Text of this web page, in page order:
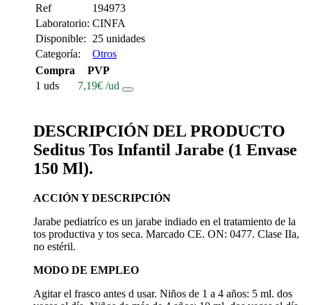
Ref
194973
Laboratorio: CINFA
Disponible:
25 unidades
Categoría:
Otros
Compra
PVP
1 uds
7,19€ /ud
DESCRIPCIÓN DEL PRODUCTO
Seditus Tos Infantil Jarabe (1 Envase
150 Ml).
ACCIÓN Y DESCRIPCIÓN
Jarabe pediatríco es un jarabe indiado en el tratamiento de la
tos productiva y tos seca. Marcado CE. ON: 0477. Clase IIa,
no estéril.
MODO DE EMPLEO
Agitar el frasco antes d usar. Niños de 1 a 4 años: 5 ml. dos